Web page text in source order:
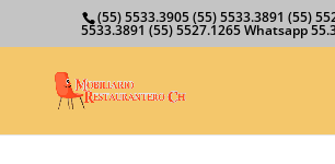
(55) 5533.3905 (55) 5533.3891 (55)
5533.3891 (55) 5527.1265 Whatsapp